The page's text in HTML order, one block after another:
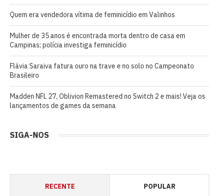
Quem era vendedora vítima de feminicídio em Valinhos
Mulher de 35 anos é encontrada morta dentro de casa em
Campinas; polícia investiga feminicídio
Flávia Saraiva fatura ouro na trave e no solo no Campeonato
Brasileiro
Madden NFL 27, Oblivion Remastered no Switch 2 e mais! Veja os
lançamentos de games da semana
SIGA-NOS
RECENTE POPULAR